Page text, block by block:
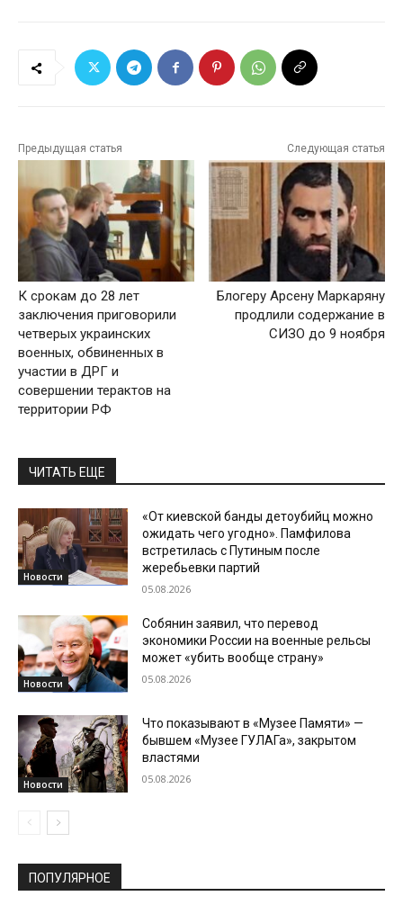
Предыдущая статья
К срокам до 28 лет
заключения приговорили
четверых украинских
военных, обвиненных в
участии в ДРГ и
совершении терактов на
территории РФ
Следующая статья
Блогеру Арсену Маркаряну
продлили содержание в
СИЗО до 9 ноября
ЧИТАТЬ ЕЩЕ
Новости
«От киевской банды детоубийц можно
ожидать чего угодно». Памфилова
встретилась с Путиным после
жеребьевки партий
05.08.2026
Новости
Собянин заявил, что перевод
экономики России на военные рельсы
может «убить вообще страну»
05.08.2026
Новости
Что показывают в «Музее Памяти» —
бывшем «Музее ГУЛАГа», закрытом
властями
05.08.2026
ПОПУЛЯРНОЕ